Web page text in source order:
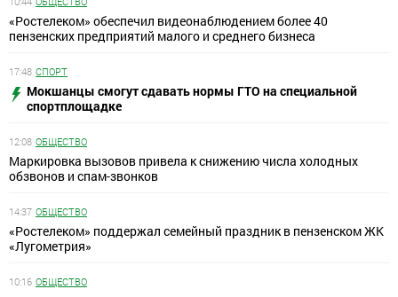
«Ростелеком» обеспечил видеонаблюдением более 40
пензенских предприятий малого и среднего бизнеса
17:48 СПОРТ
Мокшанцы смогут сдавать нормы ГТО на специальной
спортплощадке
12:08 ОБЩЕСТВО
Маркировка вызовов привела к снижению числа холодных
обзвонов и спам-звонков
14:37 ОБЩЕСТВО
«Ростелеком» поддержал семейный праздник в пензенском ЖК
«Лугометрия»
10:16 ОБЩЕСТВО